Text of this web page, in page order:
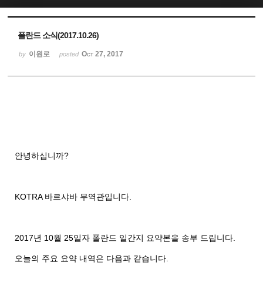
폴란드 소식(2017.10.26)
by 이원로 posted Oct 27, 2017
안녕하십니까?
KOTRA 바르샤바 무역관입니다
2017년 10월 25일자 폴란드 일간지 요약본을 송부 드립니다
오늘의 주요 요약 내역은 다음과 같습니다
Sketchbook5, 스케치북5